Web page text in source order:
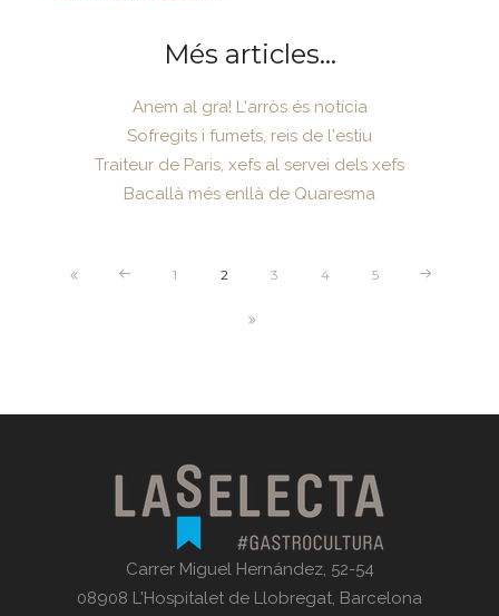
Més articles...
Anem al gra! L'arròs és notícia
Sofregits i fumets, reis de l'estiu
Traiteur de Paris, xefs al servei dels xefs
Bacallà més enllà de Quaresma
1 2 3 4 5
Carrer Miguel Hernández, 52-54
08908 L'Hospitalet de Llobregat, Barcelona